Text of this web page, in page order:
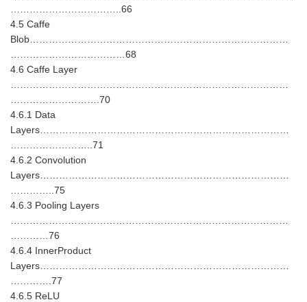
……………………………..66
4.5 Caffe
Blob………………………………………………………………………
………………………………68
4.6 Caffe Layer
……………………….70
4.6.1 Data
Layers……………………………………………………………………
……………………..71
4.6.2 Convolution
Layers……………………………………………………………………
…………..75
4.6.3 Pooling Layers
…………76
4.6.4 InnerProduct
Layers……………………………………………………………………
………….77
4.6.5 ReLU